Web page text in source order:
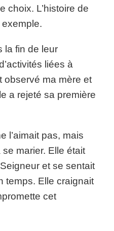
choix. L’histoire de
la fin de leur
liées à
observé ma mère et
a rejeté sa première
l’aimait pas, mais
marier. Elle était
et se sentait
temps. Elle craignait
cet